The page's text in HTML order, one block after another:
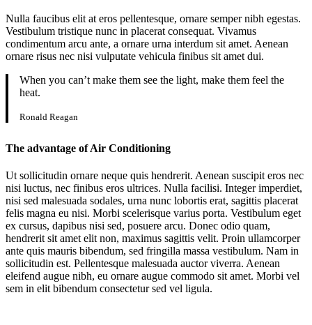
Nulla faucibus elit at eros pellentesque, ornare semper nibh egestas.
Vestibulum tristique nunc in placerat consequat. Vivamus
condimentum arcu ante, a ornare urna interdum sit amet. Aenean
ornare risus nec nisi vulputate vehicula finibus sit amet dui.
When you can’t make them see the light, make them feel the
heat.
Ronald Reagan
The advantage of Air Conditioning
Ut sollicitudin ornare neque quis hendrerit. Aenean suscipit eros nec
nisi luctus, nec finibus eros ultrices. Nulla facilisi. Integer imperdiet,
nisi sed malesuada sodales, urna nunc lobortis erat, sagittis placerat
felis magna eu nisi. Morbi scelerisque varius porta. Vestibulum eget
ex cursus, dapibus nisi sed, posuere arcu. Donec odio quam,
hendrerit sit amet elit non, maximus sagittis velit. Proin ullamcorper
ante quis mauris bibendum, sed fringilla massa vestibulum. Nam in
sollicitudin est. Pellentesque malesuada auctor viverra. Aenean
eleifend augue nibh, eu ornare augue commodo sit amet. Morbi vel
sem in elit bibendum consectetur sed vel ligula.